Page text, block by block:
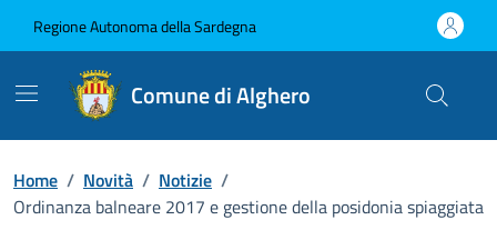
Regione Autonoma della Sardegna
Comune di Alghero
Home / Novità / Notizie /
Ordinanza balneare 2017 e gestione della posidonia spiaggiata